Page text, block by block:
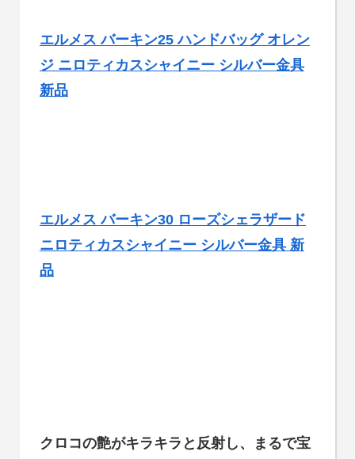
エルメス バーキン25 ハンドバッグ オレン
ジ ニロティカスシャイニー シルバー金具
新品
エルメス バーキン30 ローズシェラザード
ニロティカスシャイニー シルバー金具 新
品
クロコの艶がキラキラと反射し、まるで宝